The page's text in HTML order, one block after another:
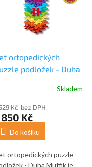
ortopedických
podložek - Duha
Skladem
Kč bez DPH
850 Kč
Do košíku
ortopedických puzzle
- Duha Muffik je